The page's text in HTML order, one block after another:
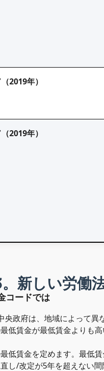
2019年）
2019年）
新しい労働
コードでは
央政府は、地域によって異
低賃金が最低賃金よりも
低賃金を定めます。最低
し/改定が5年を超えない